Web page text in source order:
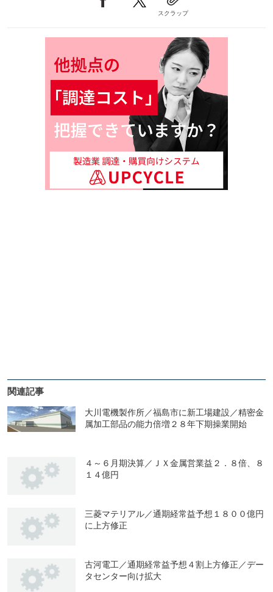
スクラップ
関連記事
大川電機製作所／福島市に新工場建設／精密金
属加工部品の能力倍増２８年下期操業開始
４～６月期決算／ＪＸ金属営業益２．８倍、８
１４億円
三菱マテリアル／通期経常益予想１８００億円
に上方修正
古河電工／通期経常益予想４割上方修正／デー
タセンター向け拡大